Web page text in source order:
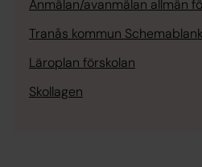
Anmälan/avanmälan allmän
Tranås kommun
Läroplan förskolan
Skollagen